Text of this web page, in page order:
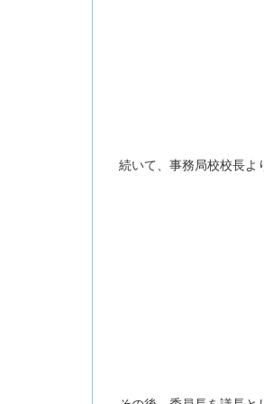
続いて、事務局校校長よ